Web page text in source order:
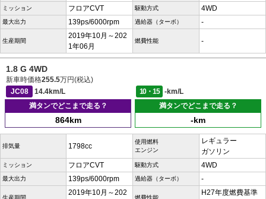
ミッション フロアCVT 駆動方式 4WD
最大出力 139ps/6000rpm 過給器（ターボ） -
生産期間
2019年10月～202
1年06月
燃費性能 -
1.8 G 4WD
新車時価格255.5万円(税込)
JC08
14.4km/L 10・15
-km/L
満タンでどこまで走る？
864km
満タンでどこまで走る？
-km
排気量 1798cc
使用燃料
エンジン
レギュラー
ガソリン
ミッション フロアCVT 駆動方式 4WD
最大出力 139ps/6000rpm 過給器（ターボ） -
生産期間
2019年10月～202
燃費性能
H27年度燃費基準